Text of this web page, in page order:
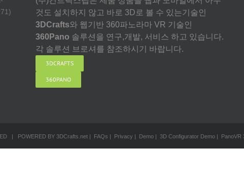
것도 설치하지 않고 바로 3D로 볼 수 있는기술인
3DCrafts와 웹기반 360파노라마 VR 기술인
360Pano 솔루션을 연구,개발, 서비스 하고 있습니다.
각 솔루션 브로셔를 참조하시기 바랍니다.
3DCRAFTS
360PANO
| POWERED BY3DCrafts.net | FAQs | Privacy | Demo | 3D Configurator Demo | PanoVR